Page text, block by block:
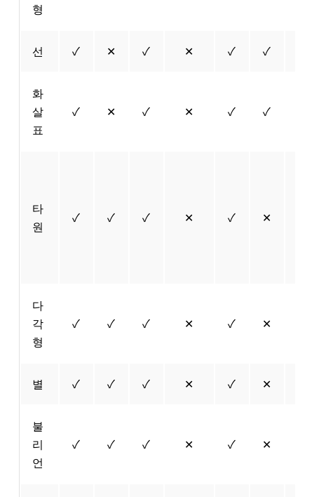
형
선 ✓ ✕ ✓ ✕ ✓ ✓
화
살
표
✓ ✕ ✓ ✕ ✓ ✓
타
원
✓ ✓ ✓ ✕ ✓ ✕
다
각
형
✓ ✓ ✓ ✕ ✓ ✕
별 ✓ ✓ ✓ ✕ ✓ ✕
불
리
언
✓ ✓ ✓ ✕ ✓ ✕